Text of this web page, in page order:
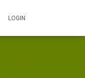
LOGIN